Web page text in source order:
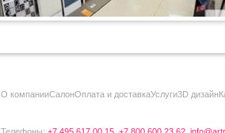
О компанииCалонОплата и доставкаУслуги3D дизайн